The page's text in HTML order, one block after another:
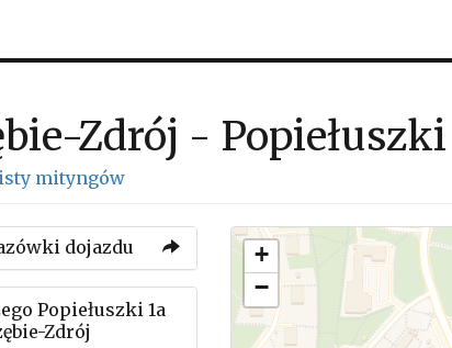
Zdrój - Popiełuszki
mityngów
dojazdu
Popiełuszki 1a
Zdrój
+
−